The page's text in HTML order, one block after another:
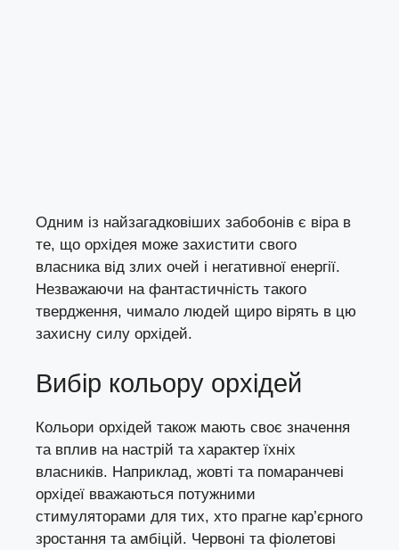
Одним із найзагадковіших забобонів є віра в
те, що орхідея може захистити свого
власника від злих очей і негативної енергії.
Незважаючи на фантастичність такого
твердження, чимало людей щиро вірять в цю
захисну силу орхідей.
Вибір кольору орхідей
Кольори орхідей також мають своє значення
та вплив на настрій та характер їхніх
власників. Наприклад, жовті та помаранчеві
орхідеї вважаються потужними
стимуляторами для тих, хто прагне кар’єрного
зростання та амбіцій. Червоні та фіолетові